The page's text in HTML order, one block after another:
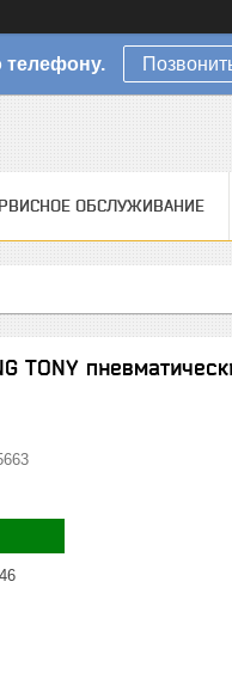
телефону.
ОБСЛУЖИВАНИЕ
TONY